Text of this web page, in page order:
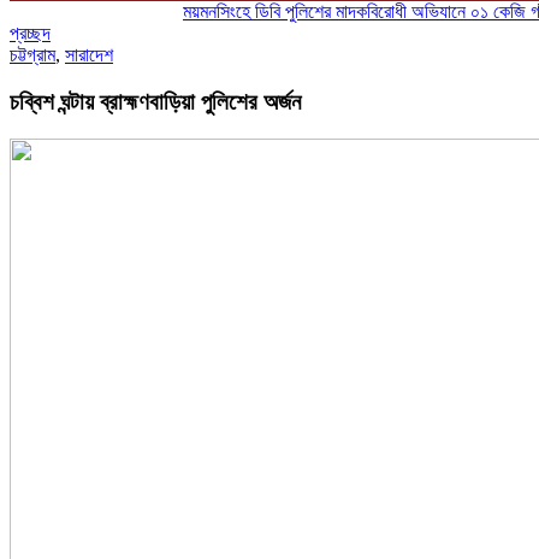
ময়মনসিংহে ডিবি পুলিশের মাদকবিরোধী অভিযানে ০১ কেজি
প্রচ্ছদ
চট্টগ্রাম, সারাদেশ
চব্বিশ ঘন্টায় ব্রাহ্মণবাড়িয়া পুলিশের অর্জন